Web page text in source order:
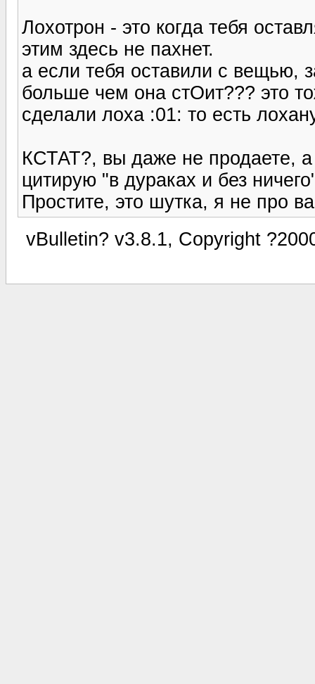
Лохотрон - это когда тебя
этим здесь не пахнет.
а если тебя оставили с вещью,
больше чем она стОит??? это
сделали лоха :01: то есть
КСТАТ?, вы даже не продаете, а
цитирую "в дураках и без
Простите, это шутка, я не про
vBulletin? v3.8.1, Copyright